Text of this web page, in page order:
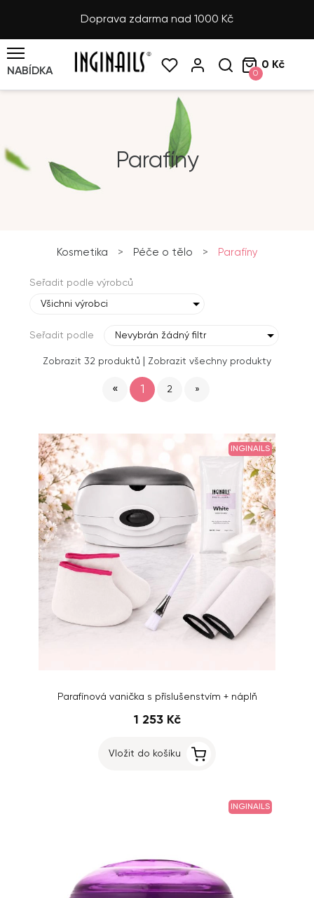
Doprava zdarma nad 1000 Kč
NABÍDKA 0
0 Kč
Parafíny
Kosmetika > Péče o tělo > Parafíny
Seřadit podle výrobců
Všichni výrobci
Seřadit podle Nevybrán žádný filtr
Zobrazit 32 produktů Zobrazit všechny produkty
« 1 2 »
INGINAILS
Parafínová vanička s příslušenstvím + náplň
1 253 Kč
Vložit do košíku
INGINAILS